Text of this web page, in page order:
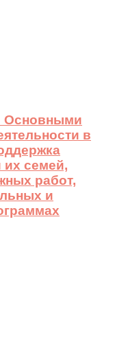
Основными
в
их семей,
работ,
и